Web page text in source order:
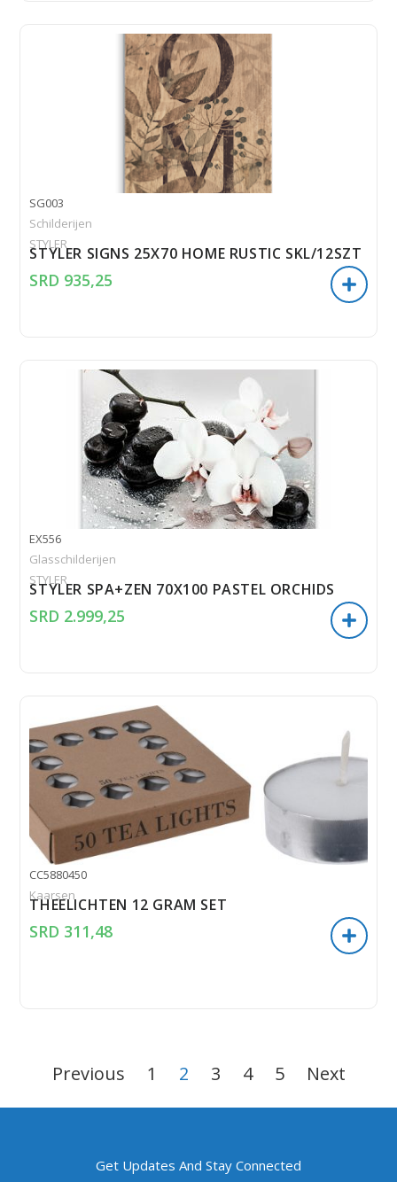
SG003
Schilderijen
STYLER
STYLER SIGNS 25X70 HOME RUSTIC SKL/12SZT
SRD 935,25
EX556
Glasschilderijen
STYLER
STYLER SPA+ZEN 70X100 PASTEL ORCHIDS
SRD 2.999,25
CC5880450
Kaarsen
THEELICHTEN 12 GRAM SET
SRD 311,48
Previous 1 2 3 4 5 Next
Get Updates And Stay Connected